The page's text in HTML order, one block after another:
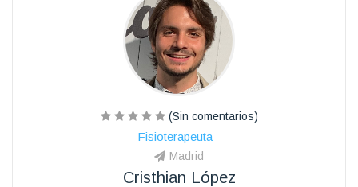
(Sin comentarios)
Fisioterapeuta
Madrid
Cristhian López